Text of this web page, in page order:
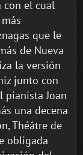
con el cual
que le
de Nueva
la versión
junto con
pianista Joan
una decena
Théâtre de
obligada